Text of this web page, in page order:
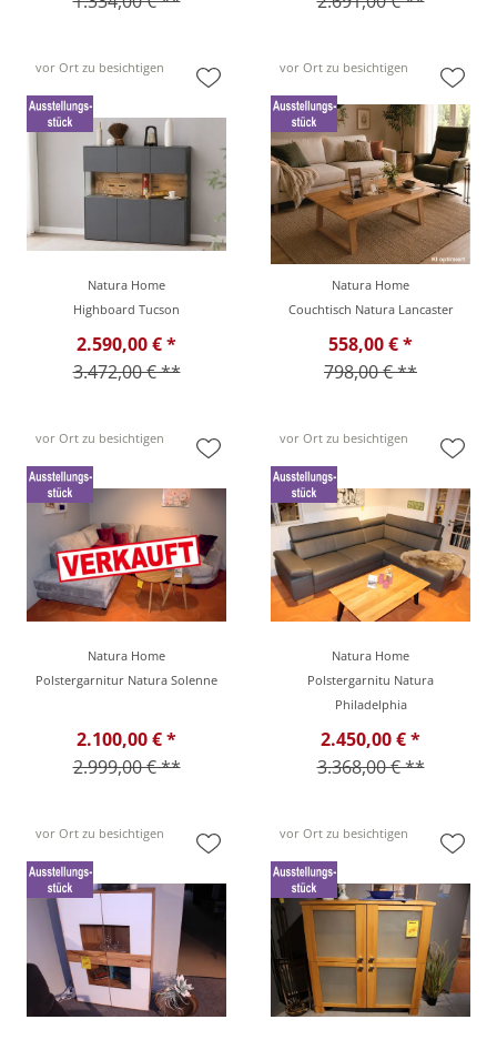
vor Ort zu besichtigen
Natura Home
Highboard Tucson
2.590,00 € *
3.472,00 € **
vor Ort zu besichtigen
Natura Home
Couchtisch Natura Lancaster
558,00 € *
798,00 € **
vor Ort zu besichtigen
Natura Home
Polstergarnitur Natura Solenne
2.100,00 € *
2.999,00 € **
vor Ort zu besichtigen
Natura Home
Polstergarnitu Natura
Philadelphia
2.450,00 € *
3.368,00 € **
vor Ort zu besichtigen vor Ort zu besichtigen